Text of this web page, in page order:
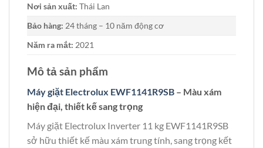
Nơi sản xuất: Thái Lan
Bảo hàng: 24 tháng – 10 năm động cơ
Năm ra mắt: 2021
Mô tả sản phẩm
Máy giặt Electrolux EWF1141R9SB – Màu xám
hiện đại, thiết kế sang trọng
Máy giặt Electrolux Inverter 11 kg EWF1141R9SB
sở hữu thiết kế màu xám trung tính, sang trọng kết